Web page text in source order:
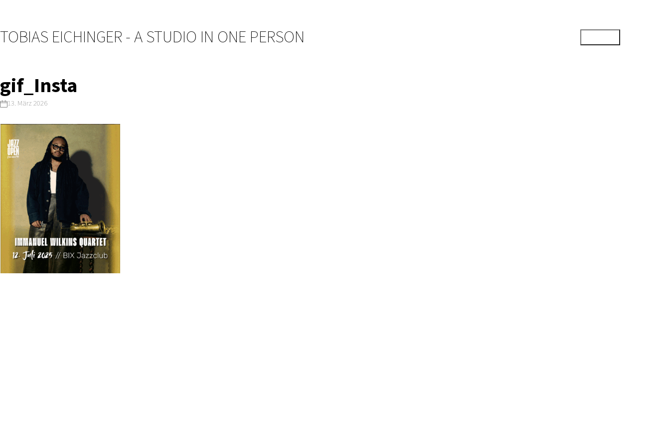
TOBIAS EICHINGER - A STUDIO IN ONE PERSON
gif_Insta
13. März 2026